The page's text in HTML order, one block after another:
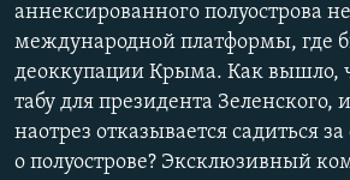
аннексированного полуострова
международной платформы, где
деоккупации Крыма. Как вышло,
табу для президента Зеленского,
наотрез отказывается садиться
о полуострове? Эксклюзивный